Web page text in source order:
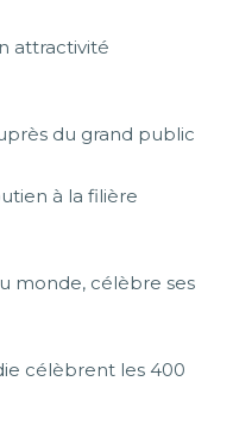
attractivité
du grand public
à la filière
monde, célèbre ses
célèbrent les 400